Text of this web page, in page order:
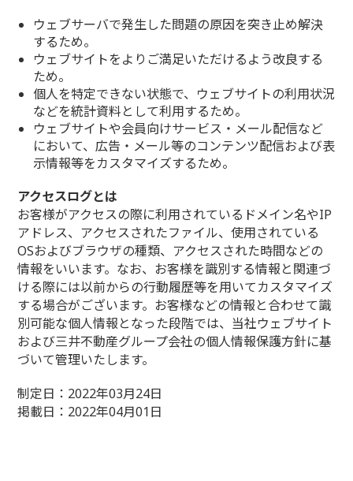
ウェブサーバで発生した問題の原因を突き止め解決
するため。
ウェブサイトをよりご満足いただけるよう改良する
ため。
個人を特定できない状態で、ウェブサイトの利用状況
などを統計資料として利用するため。
ウェブサイトや会員向けサービス・メール配信など
において、広告・メール等のコンテンツ配信および表
示情報等をカスタマイズするため。
アクセスログとは
お客様がアクセスの際に利用されているドメイン名やIP
アドレス、アクセスされたファイル、使用されている
OSおよびブラウザの種類、アクセスされた時間などの
情報をいいます。なお、お客様を識別する情報と関連づ
ける際には以前からの行動履歴等を用いてカスタマイズ
する場合がございます。お客様などの情報と合わせて識
別可能な個人情報となった段階では、当社ウェブサイト
および三井不動産グループ会社の個人情報保護方針に基
づいて管理いたします。
制定日：2022年03月24日
掲載日：2022年04月01日